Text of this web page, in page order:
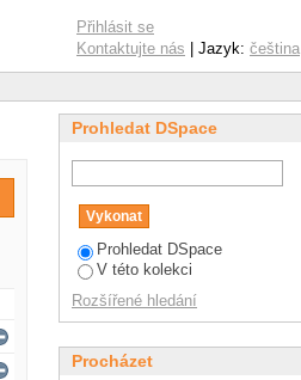
Přihlásit se
Kontaktujte nás | Jazyk: čeština
Prohledat DSpace
Prohledat DSpace
V této kolekci
Rozšířené hledání
Procházet